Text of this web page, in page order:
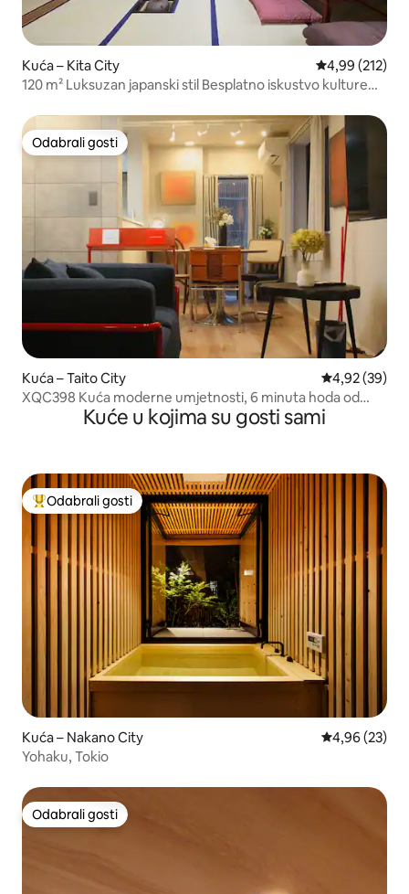
Kuća – Kita City Prosječna
4,99 (212)
120 m² Luksuzan japanski stil Besplatno iskustvo kulture
Odabrali gosti
Odabrali gosti
Kuća – Taito City Prosječna
4,92 (39)
XQC398 Kuća moderne umjetnosti, 6 minuta hoda od
hrama Asakusa, uživite u bogatoj trgovačkoj četvrti, nova
kuća s puno sadržaja i dobro prometno povezana
Kuće u kojima su gosti sami
Među najviše rangiranima s oznakom „Odabrali gosti”
Odabrali gosti
Kuća – Nakano City Prosječna
4,96 (23)
Yohaku, Tokio
Odabrali gosti
Odabrali gosti